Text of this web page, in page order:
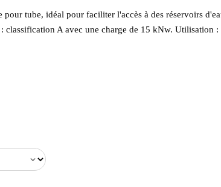
tube, idéal pour faciliter l'accès à des réservoirs
classification A avec une charge de 15 kNw. Utilisation